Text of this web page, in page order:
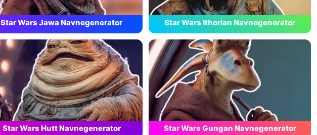
Star Wars Jawa Navnegenerator Star Wars Ithorian Navnegenerator
Star Wars Hutt Navnegenerator Star Wars Gungan Navnegenerator